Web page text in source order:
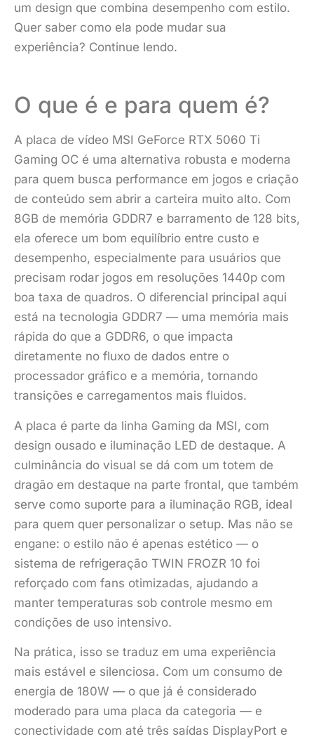
um design que combina desempenho com estilo.
Quer saber como ela pode mudar sua
experiência? Continue lendo.
O que é e para quem é?
A placa de vídeo MSI GeForce RTX 5060 Ti
Gaming OC é uma alternativa robusta e moderna
para quem busca performance em jogos e criação
de conteúdo sem abrir a carteira muito alto. Com
8GB de memória GDDR7 e barramento de 128 bits,
ela oferece um bom equilíbrio entre custo e
desempenho, especialmente para usuários que
precisam rodar jogos em resoluções 1440p com
boa taxa de quadros. O diferencial principal aqui
está na tecnologia GDDR7 — uma memória mais
rápida do que a GDDR6, o que impacta
diretamente no fluxo de dados entre o
processador gráfico e a memória, tornando
transições e carregamentos mais fluidos.
A placa é parte da linha Gaming da MSI, com
design ousado e iluminação LED de destaque. A
culminância do visual se dá com um totem de
dragão em destaque na parte frontal, que também
serve como suporte para a iluminação RGB, ideal
para quem quer personalizar o setup. Mas não se
engane: o estilo não é apenas estético — o
sistema de refrigeração TWIN FROZR 10 foi
reforçado com fans otimizadas, ajudando a
manter temperaturas sob controle mesmo em
condições de uso intensivo.
Na prática, isso se traduz em uma experiência
mais estável e silenciosa. Com um consumo de
energia de 180W — o que já é considerado
moderado para uma placa da categoria — e
conectividade com até três saídas DisplayPort e